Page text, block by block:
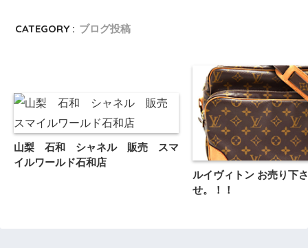
CATEGORY : ブログ投稿
山梨 石和 シャネル 販売 スマ
イルワールド石和店
ルイヴィトン お売り下
せ。！！